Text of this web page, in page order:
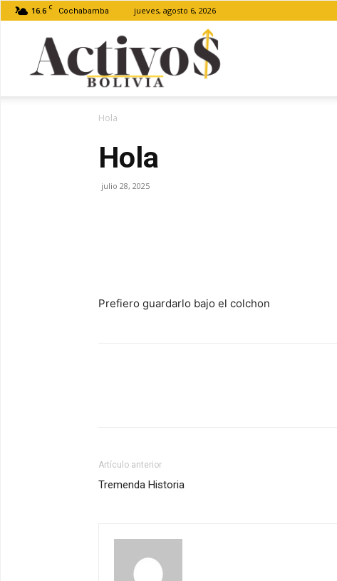
16.6 C Cochabamba jueves, agosto 6, 2026
Hola
Hola
julio 28, 2025
Prefiero guardarlo bajo el colchon
Artículo anterior
Tremenda Historia